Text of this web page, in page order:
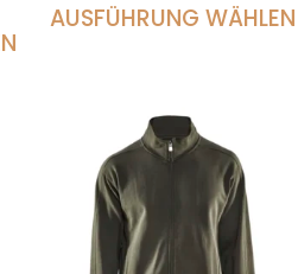
AUSFÜHRUNG WÄHLEN